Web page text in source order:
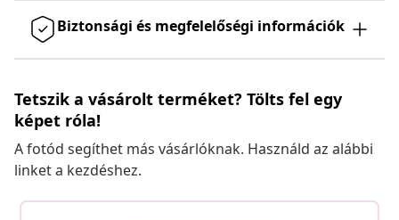
Biztonsági és megfelelőségi információk
Tetszik a vásárolt terméket? Tölts fel egy
képet róla!
A fotód segíthet más vásárlóknak. Használd az alábbi
linket a kezdéshez.